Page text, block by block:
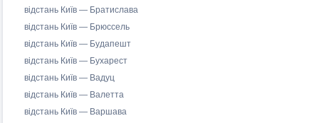
відстань Київ — Братислава
відстань Київ — Брюссель
відстань Київ — Будапешт
відстань Київ — Бухарест
відстань Київ — Вадуц
відстань Київ — Валетта
відстань Київ — Варшава